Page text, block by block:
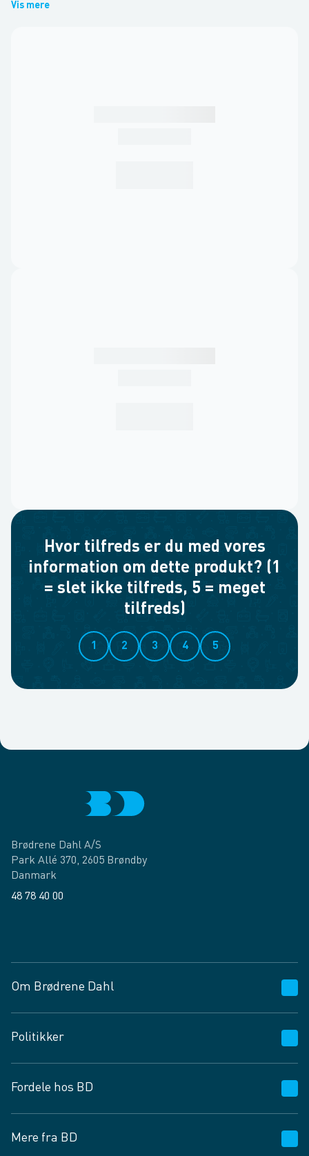
Vis mere
Hvor tilfreds er du med vores
information om dette produkt? (1
= slet ikke tilfreds, 5 = meget
tilfreds)
1 2 3 4 5
Brødrene Dahl A/S
Park Allé 370, 2605 Brøndby
Danmark
48 78 40 00
Om Brødrene Dahl
Vagttelefon 30 10 89 89
Spørgsmål og svar
Job og karriere
Fødevarekontrolrapport
Politikker
Privatlivspolitik
Cookies
Vilkår og betingelser
Fordele hos BD
BD app
Mere fra BD